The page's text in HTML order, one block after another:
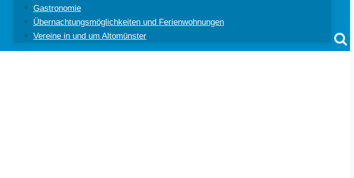
Gastronomie
Übernachtungsmöglichkeiten und Ferienwohnungen
Vereine in und um Altomünster